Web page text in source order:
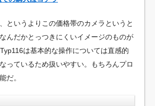
というよりこの価格帯のカメラというと
んだかとっつきにくいイメージのものが
は基本的な操作については直感的
っているため扱いやすい。もちろんプロ
だ。